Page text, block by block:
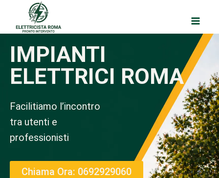
IMPIANTI
ELETTRICI ROMA
Facilitiamo l’incontro
tra utenti e
professionisti
Chiama Ora: 0692929060